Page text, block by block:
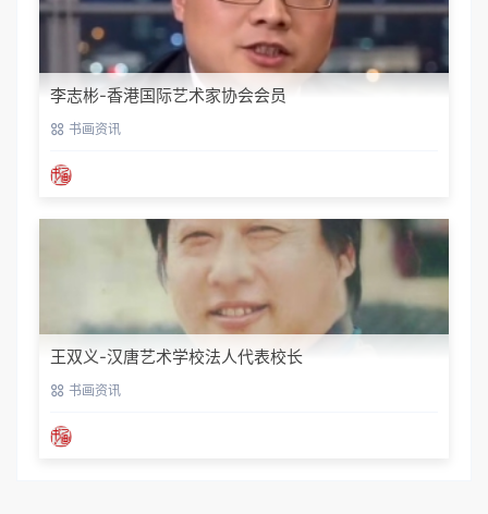
李志彬-香港国际艺术家协会会员
书画资讯
王双义-汉唐艺术学校法人代表校长
书画资讯